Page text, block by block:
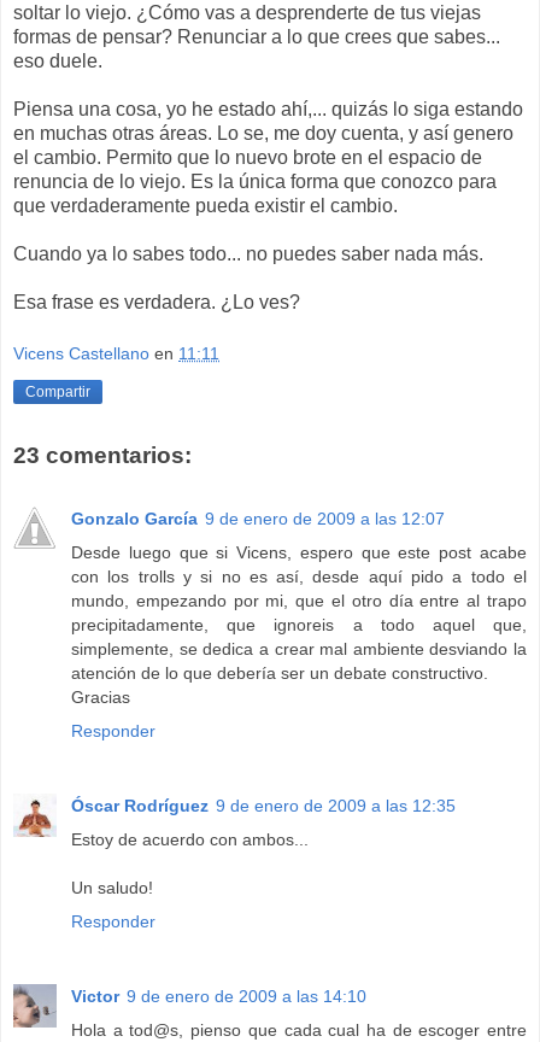
soltar lo viejo. ¿Cómo vas a desprenderte de tus viejas
formas de pensar? Renunciar a lo que crees que sabes...
eso duele.
Piensa una cosa, yo he estado ahí,... quizás lo siga estando
en muchas otras áreas. Lo se, me doy cuenta, y así genero
el cambio. Permito que lo nuevo brote en el espacio de
renuncia de lo viejo. Es la única forma que conozco para
que verdaderamente pueda existir el cambio.
Cuando ya lo sabes todo... no puedes saber nada más.
Esa frase es verdadera. ¿Lo ves?
Vicens Castellano en 11:11
Compartir
23 comentarios:
Gonzalo García 9 de enero de 2009 a las 12:07
Desde luego que si Vicens, espero que este post acabe
con los trolls y si no es así, desde aquí pido a todo el
mundo, empezando por mi, que el otro día entre al trapo
precipitadamente, que ignoreis a todo aquel que,
simplemente, se dedica a crear mal ambiente desviando la
atención de lo que debería ser un debate constructivo.
Gracias
Responder
Óscar Rodríguez 9 de enero de 2009 a las 12:35
Estoy de acuerdo con ambos...
Un saludo!
Responder
Victor 9 de enero de 2009 a las 14:10
Hola a tod@s, pienso que cada cual ha de escoger entre